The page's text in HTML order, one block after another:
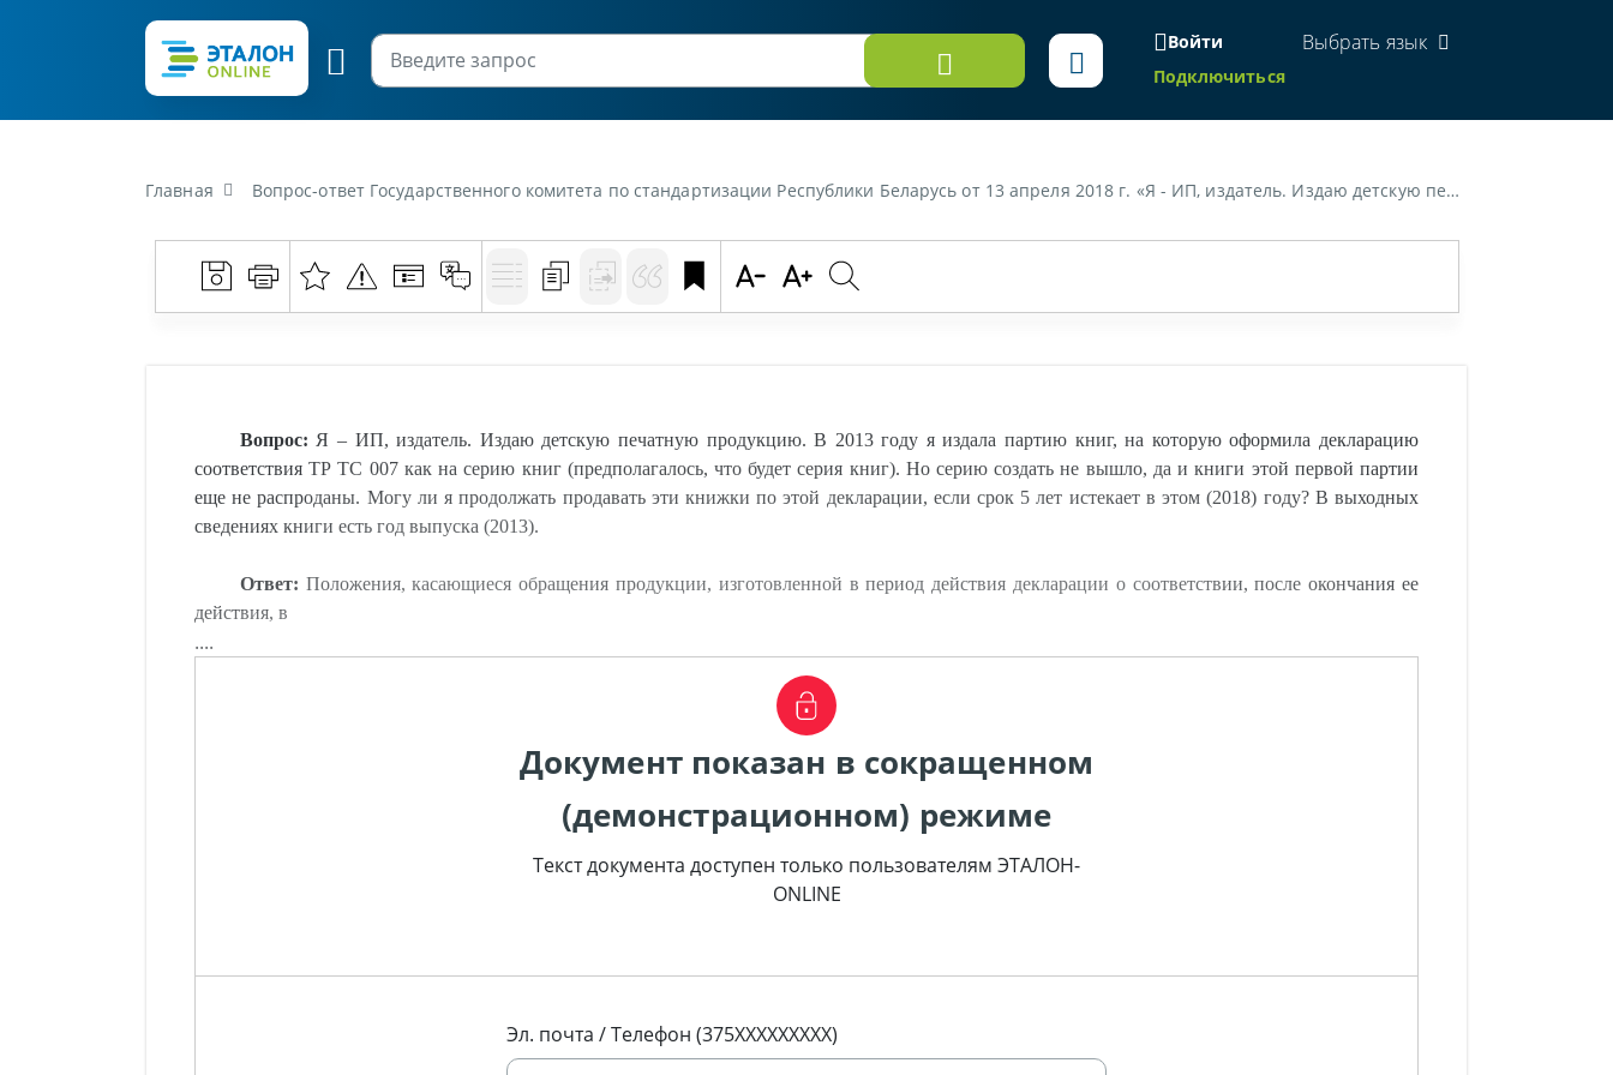
Войти
Подключиться
Выбрать язык
Главная Вопрос-ответ Государственного комитета по стандартизации Республики Беларусь от 13 апреля 2018 г. «Я - ИП, издатель. Издаю детскую печатную продукцию. В 2013 году я издала партию книг, на которую оформила декларацию соответствия ТР ТС 007 как на серию книг (предполагалось, что будет серия книг). Но серию создать не вышло, да и книги этой первой партии еще не распроданы. Могу ли я продолжать продавать эти книжки по этой декларации, если срок 5 лет истекает в этом 2018 году? В выходных сведениях книги есть год выпуска (2013).»
Вопрос: Я – ИП, издатель. Издаю детскую печатную продукцию. В 2013 году я издала партию книг, на которую оформила декларацию
соответствия ТР ТС 007 как на серию книг (предполагалось, что будет серия книг). Но серию создать не вышло, да и книги этой первой партии
еще не распроданы. Могу ли я продолжать продавать эти книжки по этой декларации, если срок 5 лет истекает в этом (2018) году? В выходных
сведениях книги есть год выпуска (2013).
Ответ: Положения, касающиеся обращения продукции, изготовленной в период действия декларации о соответствии, после окончания ее
действия, в
....
Документ показан в сокращенном
(демонстрационном) режиме
Текст документа доступен только пользователям ЭТАЛОН-
ONLINE
Эл. почта / Телефон (375XXXXXXXXX)